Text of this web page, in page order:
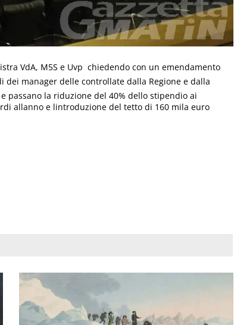
VdA, M5S e Uvp  chiedendo con un emendamento
manager delle controllate dalla Regione e dalla
passano la riduzione del 40% dello stipendio ai
allanno e lintroduzione del tetto di 160 mila euro